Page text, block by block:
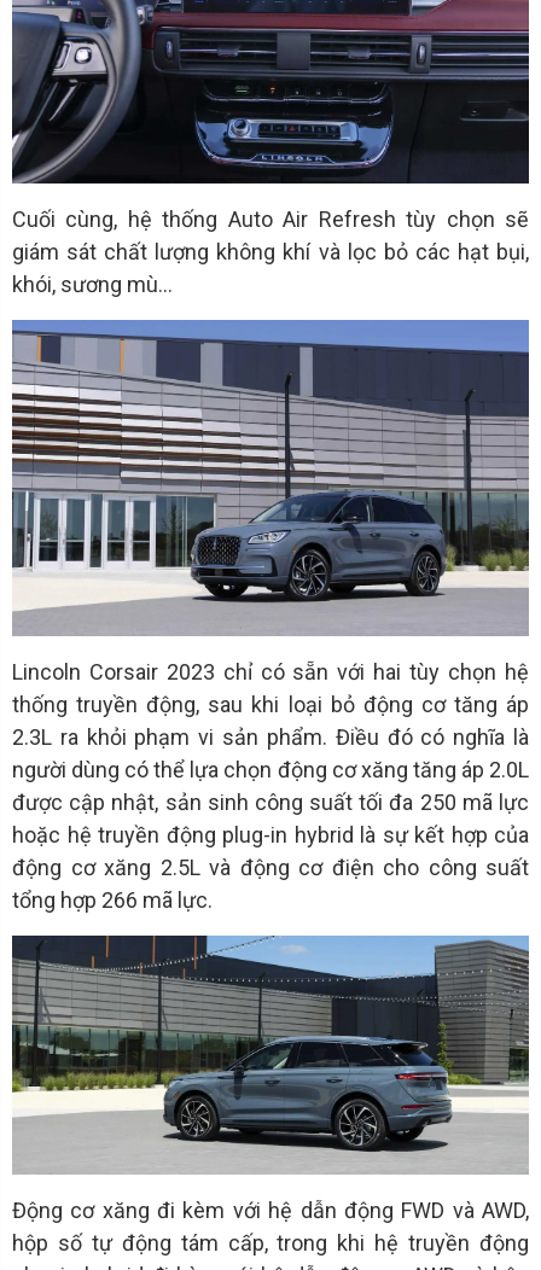
Cuối cùng, hệ thống Auto Air Refresh tùy chọn sẽ
giám sát chất lượng không khí và lọc bỏ các hạt bụi,
khói, sương mù...
Lincoln Corsair 2023 chỉ có sẵn với hai tùy chọn hệ
thống truyền động, sau khi loại bỏ động cơ tăng áp
2.3L ra khỏi phạm vi sản phẩm. Điều đó có nghĩa là
người dùng có thể lựa chọn động cơ xăng tăng áp 2.0L
được cập nhật, sản sinh công suất tối đa 250 mã lực
hoặc hệ truyền động plug-in hybrid là sự kết hợp của
động cơ xăng 2.5L và động cơ điện cho công suất
tổng hợp 266 mã lực.
Động cơ xăng đi kèm với hệ dẫn động FWD và AWD,
hộp số tự động tám cấp, trong khi hệ truyền động